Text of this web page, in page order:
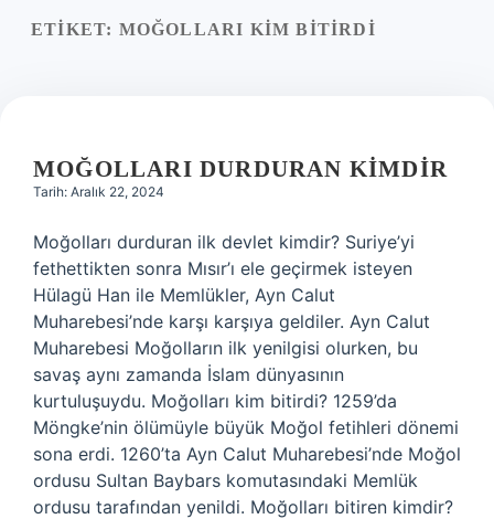
Yasal Uyarı
ETIKET: MOĞOLLARI KIM BITIRDI
MOĞOLLARI DURDURAN KIMDIR
Tarih: Aralık 22, 2024
Moğolları durduran ilk devlet kimdir? Suriye’yi
fethettikten sonra Mısır’ı ele geçirmek isteyen
Hülagü Han ile Memlükler, Ayn Calut
Muharebesi’nde karşı karşıya geldiler. Ayn Calut
Muharebesi Moğolların ilk yenilgisi olurken, bu
savaş aynı zamanda İslam dünyasının
kurtuluşuydu. Moğolları kim bitirdi? 1259’da
Möngke’nin ölümüyle büyük Moğol fetihleri ​​dönemi
sona erdi. 1260’ta Ayn Calut Muharebesi’nde Moğol
ordusu Sultan Baybars komutasındaki Memlük
ordusu tarafından yenildi. Moğolları bitiren kimdir?